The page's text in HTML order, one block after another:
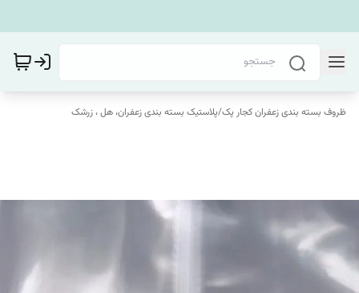
ظروف بسته بندی زعفران کجار پک/پلاستیک بسته بندی زعفران، هل ، زرشک